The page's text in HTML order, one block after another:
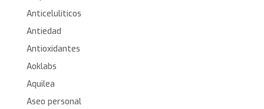
Anticelulíticos
Antiedad
Antioxidantes
Aoklabs
Aquilea
Aseo personal